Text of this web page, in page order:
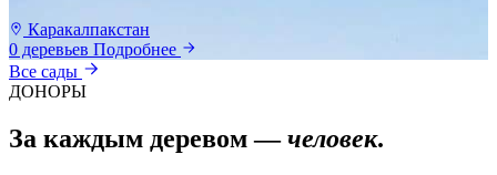
Каракалпакстан
0 деревьев Подробнее
Все сады
ДОНОРЫ
За каждым деревом —человек.